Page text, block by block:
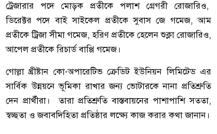
ট্রেজারার পদে মোড়ক প্রতীকে পলাশ গ্রেগরী রোজারিও,
ডিরেক্টর পদে বাই সাইকেল প্রতীকে সুবাস জে গমেজ, আম
প্রতীকে ট্রিজা সীমা গমেজ, হরিণ প্রতীকে হেলেন শুক্লা রোজারিও,
আপেল প্রতীকে রিচার্ড বাপ্পি গমেজ।
গোল্লা খ্রীষ্টান কো-অপারেটিভ ক্রেডিট ইউনিয়ন লিমিটেড এর
সার্বিক উন্নয়নে ভূমিকা রাখার জন্য ভোটারকে নানা প্রতিশ্রুতি
দেন প্রার্থীরা। তারা প্রতিশ্রুতি বাস্তবায়নের পাশাপাশি সততা,
স্বচ্ছতা ও জবাবদিহিতা প্রতিষ্ঠার লক্ষ্যে কাজ করার কথা জানান।